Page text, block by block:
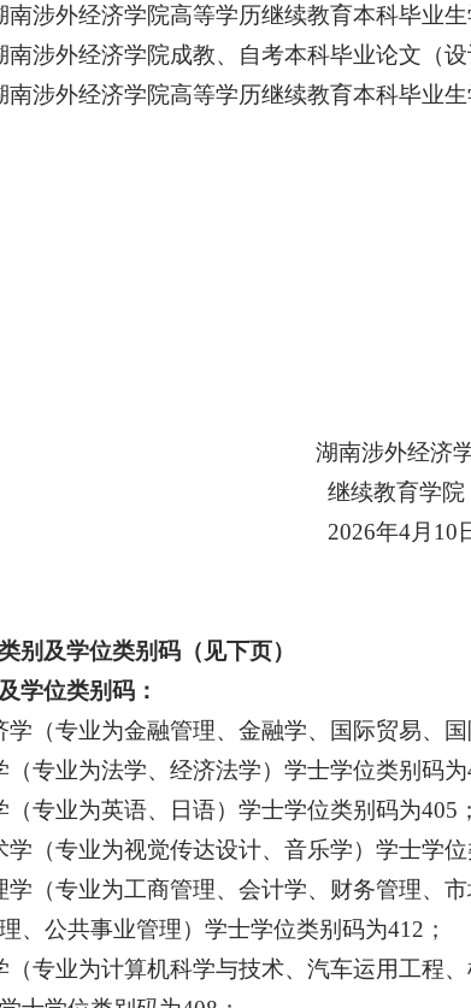
南涉外经济学院高等学历继续教育本科毕业
南涉外经济学院成教、自考本科毕业论文（
南涉外经济学院高等学历继续教育本科毕业
涉外经济学
续教育学院
年4月10
别及学位类别码 （ 见下页）
学位类别码：
学（专业为金融管理、金融学、国际贸易、
（专业为法学、经济法学）学士学位类别码
（专业为英语、日语）学士学位类别码为405
学（专业为视觉传达设计、音乐学）学士学
学（专业为工商管理、会计学、财务管理、
、公共事业管理）学士学位类别码为412；
（专业为计算机科学与技术、汽车运用工程